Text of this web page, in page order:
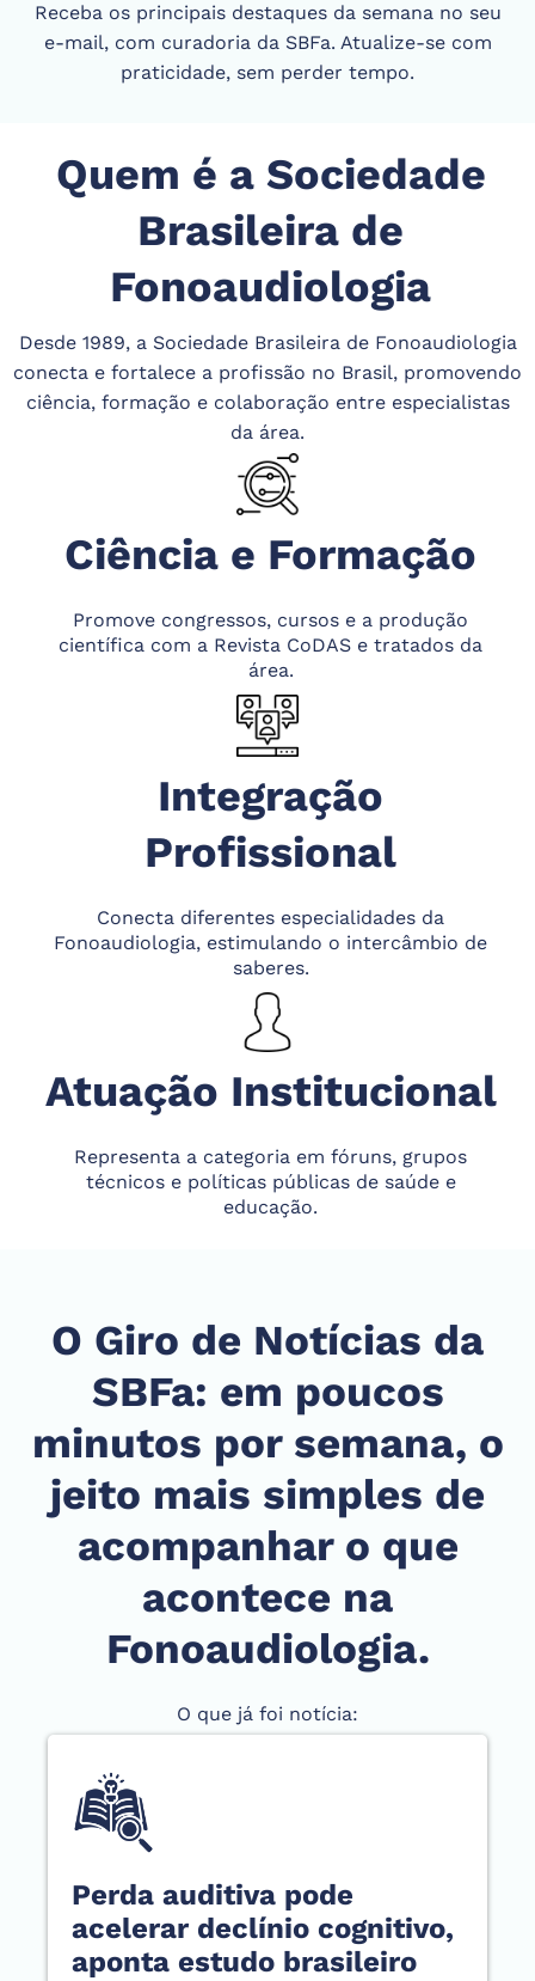
Receba os principais destaques da semana no seu
e-mail, com curadoria da SBFa. Atualize-se com
praticidade, sem perder tempo.
Quem é a Sociedade
Brasileira de
Fonoaudiologia
Desde 1989, a Sociedade Brasileira de Fonoaudiologia
conecta e fortalece a profissão no Brasil, promovendo
ciência, formação e colaboração entre especialistas
da área.
Ciência e Formação
Promove congressos, cursos e a produção
científica com a Revista CoDAS e tratados da
área.
Integração
Profissional
Conecta diferentes especialidades da
Fonoaudiologia, estimulando o intercâmbio de
saberes.
Atuação Institucional
Representa a categoria em fóruns, grupos
técnicos e políticas públicas de saúde e
educação.
O Giro de Notícias da
SBFa: em poucos
minutos por semana, o
jeito mais simples de
acompanhar o que
acontece na
Fonoaudiologia.
O que já foi notícia:
Perda auditiva pode
acelerar declínio cognitivo,
aponta estudo brasileiro